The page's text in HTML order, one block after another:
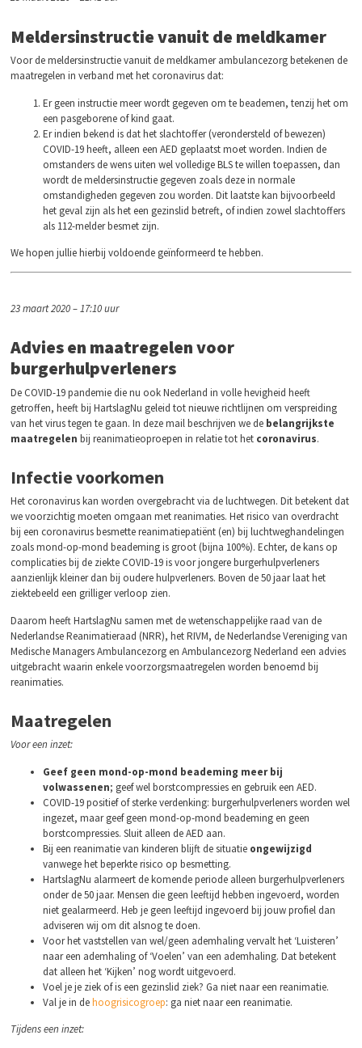
Meldersinstructie vanuit de meldkamer
Voor de meldersinstructie vanuit de meldkamer ambulancezorg betekenen de
maatregelen in verband met het coronavirus dat:
Er geen instructie meer wordt gegeven om te beademen, tenzij het om
een pasgeborene of kind gaat.
Er indien bekend is dat het slachtoffer (verondersteld of bewezen)
COVID-19 heeft, alleen een AED geplaatst moet worden. Indien de
omstanders de wens uiten wel volledige BLS te willen toepassen, dan
wordt de meldersinstructie gegeven zoals deze in normale
omstandigheden gegeven zou worden. Dit laatste kan bijvoorbeeld
het geval zijn als het een gezinslid betreft, of indien zowel slachtoffers
als 112-melder besmet zijn.
We hopen jullie hierbij voldoende geïnformeerd te hebben.
23 maart 2020 – 17:10 uur
Advies en maatregelen voor
burgerhulpverleners
De COVID-19 pandemie die nu ook Nederland in volle hevigheid heeft
getroffen, heeft bij HartslagNu geleid tot nieuwe richtlijnen om verspreiding
van het virus tegen te gaan. In deze mail beschrijven we de belangrijkste
maatregelen bij reanimatieoproepen in relatie tot het coronavirus.
Infectie voorkomen
Het coronavirus kan worden overgebracht via de luchtwegen. Dit betekent dat
we voorzichtig moeten omgaan met reanimaties. Het risico van overdracht
bij een coronavirus besmette reanimatiepatiënt (en) bij luchtweghandelingen
zoals mond-op-mond beademing is groot (bijna 100%). Echter, de kans op
complicaties bij de ziekte COVID-19 is voor jongere burgerhulpverleners
aanzienlijk kleiner dan bij oudere hulpverleners. Boven de 50 jaar laat het
ziektebeeld een grilliger verloop zien.
Daarom heeft HartslagNu samen met de wetenschappelijke raad van de
Nederlandse Reanimatieraad (NRR), het RIVM, de Nederlandse Vereniging van
Medische Managers Ambulancezorg en Ambulancezorg Nederland een advies
uitgebracht waarin enkele voorzorgsmaatregelen worden benoemd bij
reanimaties.
Maatregelen
Voor een inzet:
Geef geen mond-op-mond beademing meer bij
volwassenen; geef wel borstcompressies en gebruik een AED.
COVID-19 positief of sterke verdenking: burgerhulpverleners worden wel
ingezet, maar geef geen mond-op-mond beademing en geen
borstcompressies. Sluit alleen de AED aan.
Bij een reanimatie van kinderen blijft de situatie ongewijzigd
vanwege het beperkte risico op besmetting.
HartslagNu alarmeert de komende periode alleen burgerhulpverleners
onder de 50 jaar. Mensen die geen leeftijd hebben ingevoerd, worden
niet gealarmeerd. Heb je geen leeftijd ingevoerd bij jouw profiel dan
adviseren wij om dit alsnog te doen.
Voor het vaststellen van wel/geen ademhaling vervalt het ‘Luisteren’
naar een ademhaling of ‘Voelen’ van een ademhaling. Dat betekent
dat alleen het ‘Kijken’ nog wordt uitgevoerd.
Voel je je ziek of is een gezinslid ziek? Ga niet naar een reanimatie.
Val je in dehoogrisicogroep: ga niet naar een reanimatie.
Tijdens een inzet: